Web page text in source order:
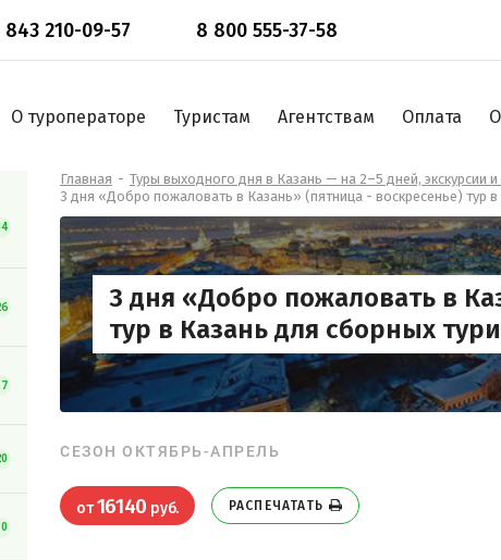
843 210-09-57 8 800 555-37-58
О туроператоре Туристам Агентствам Оплата
Главная
Туры выходного дня в Казань — на 2–5 дней, экскурсии
3 дня «Добро пожаловать в Казань» (пятница - воскресенье) тур в
3 дня «Добро пожаловать в
тур в Казань для сборных
СЕЗОН ОКТЯБРЬ-АПРЕЛЬ
от16140 руб. РАСПЕЧАТАТЬ